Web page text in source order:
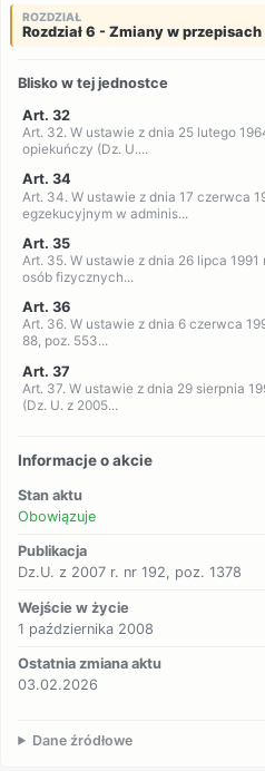
ROZDZIAŁ
Rozdział 6 - Zmiany w
Blisko w tej jednostce
Art. 32
Art. 32. W ustawie z dnia 25 lutego
opiekuńczy (Dz. U....
Art. 34
Art. 34. W ustawie z dnia 17 czerwca
egzekucyjnym w adminis...
Art. 35
Art. 35. W ustawie z dnia 26 lipca
osób fizycznych...
Art. 36
Art. 36. W ustawie z dnia 6 czerwca
88, poz. 553...
Art. 37
Art. 37. W ustawie z dnia 29 sierpnia
(Dz. U. z 2005...
Informacje o akcie
Stan aktu
Obowiązuje
Publikacja
Dz.U. z 2007 r. nr 192, poz. 1378
Wejście w życie
1 października 2008
Ostatnia zmiana aktu
03.02.2026
Dane źródłowe